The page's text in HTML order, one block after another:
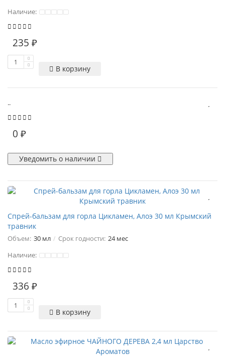
Наличие:
235 ₽
В корзину
..
0 ₽
Уведомить о наличии
Спрей-бальзам для горла Цикламен, Алоэ 30 мл Крымский
травник
Объем: 30 мл Срок годности: 24 мес
Наличие:
336 ₽
В корзину